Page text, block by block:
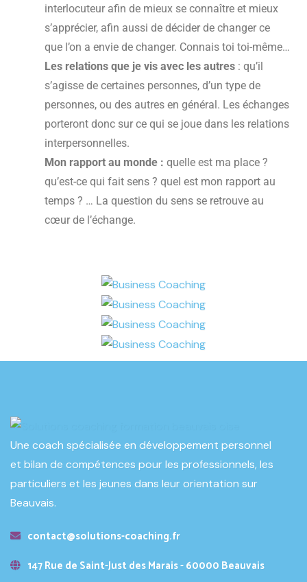
interlocuteur afin de mieux se connaître et mieux
s’apprécier, afin aussi de décider de changer ce
que l’on a envie de changer. Connais toi toi-même…
Les relations que je vis avec les autres : qu’il
s’agisse de certaines personnes, d’un type de
personnes, ou des autres en général. Les échanges
porteront donc sur ce qui se joue dans les relations
interpersonnelles.
Mon rapport au monde : quelle est ma place ?
qu’est-ce qui fait sens ? quel est mon rapport au
temps ? … La question du sens se retrouve au
cœur de l’échange.
Une coach spécialisée en développement personnel
et bilan de compétences pour les professionnels, les
particuliers et les jeunes dans leur orientation sur
Beauvais.
contact@solutions-coaching.fr
147 Rue de Saint-Just des Marais - 60000 Beauvais